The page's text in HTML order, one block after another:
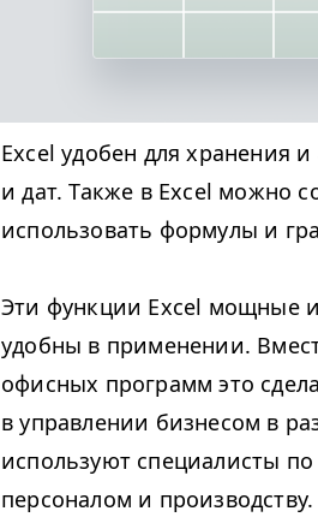
Excel удобен для хранения
и дат. Также в Excel можно
использовать формулы и
Эти функции Excel мощные
удобны в применении.
офисных программ это
в управлении бизнесом в
используют специалисты
персоналом и производству.